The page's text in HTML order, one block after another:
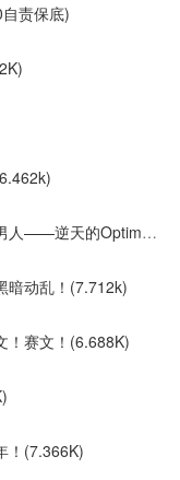
责保底)
第二百五十一章：能让枸杞哥赛前一笑的男人——逆天的Optimus！
暗动乱！(7.712k)
！赛文！(6.688K)
！(7.366K)